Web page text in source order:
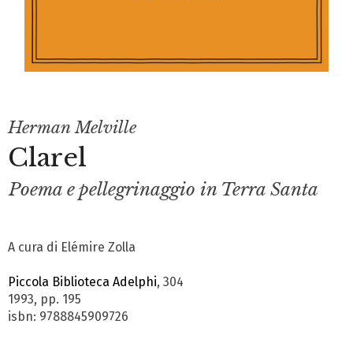
Herman Melville
Clarel
Poema e pellegrinaggio in Terra Santa
A cura di Elémire Zolla
Piccola Biblioteca Adelphi, 304
1993, pp. 195
isbn: 9788845909726